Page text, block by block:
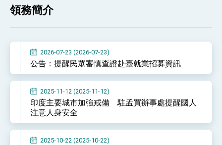
訪問
總統與五院院長新春茶敘 盼化分歧為團結、為
國家邁出合作第一步
總統農曆春節談話
台美貿易協議完成簽署達成6大目標、創5大歷史
性突破 總統強調將以3大面向加速臺灣經濟轉型
升級 籲請立院全力支持並盡速通過
臺美簽署「對等貿易協定」確立對等關稅15%且不
疊加 我輸美2072項產品豁免對等關稅
總統接受「法新社」（AFP）專訪內容
領務簡介
2026-07-23 (2026-07-23)
公告：提醒民眾審慎查證赴臺就業招募資訊
2025-11-12 (2025-11-12)
印度主要城市加強戒備 駐孟買辦事處提醒國人
注意人身安全
2025-10-22 (2025-10-22)